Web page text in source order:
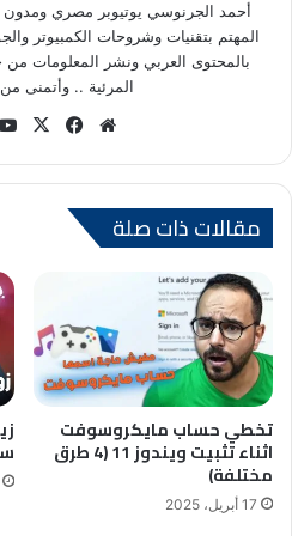
أحمد الجرنوسي يوتيوبر مصري
المهتم بتقنيات وشروحات الكمبيوتر
بالمحتوى العربي ونشر المعلومات من
المرئية .. وأتمنى من
موق
الوي
ب
في
وك
X
مقالات ذات صلة
تخطي حساب مايكروسوفت
اثناء تثبيت ويندوز 11 (4 طرق
مختلفة)
17 أبريل، 2025